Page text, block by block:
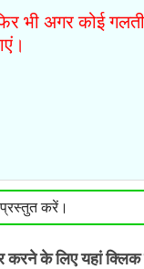
भी अगर कोई गलती
करें।
करने के लिए यहां